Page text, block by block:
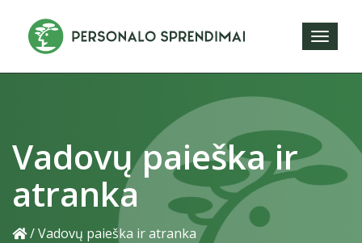
Toggle
Vadovų paieška ir
atranka
/Vadovų paieška ir atranka